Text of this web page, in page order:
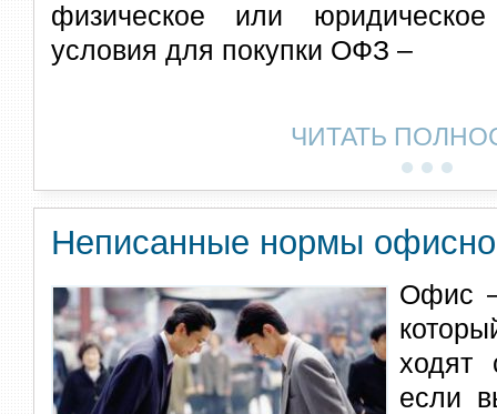
физическое или
условия для покупки ОФЗ –
ЧИТАТЬ
Неписанные нормы
Офис
ходят
если